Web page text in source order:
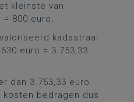
kleinste van:
= 800 euro;
kadastraal
euro = 3.753,33
dan 3.753,33 euro
bedragen dus